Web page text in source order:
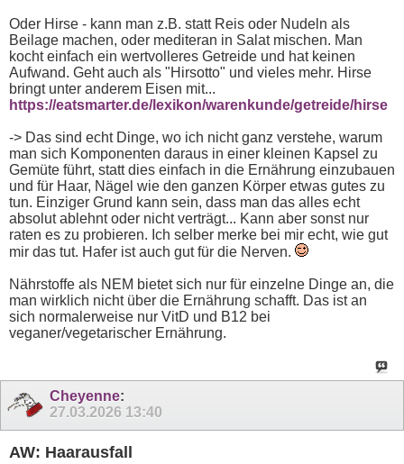
Oder Hirse - kann man z.B. statt Reis oder Nudeln als
Beilage machen, oder mediteran in Salat mischen. Man
kocht einfach ein wertvolleres Getreide und hat keinen
Aufwand. Geht auch als "Hirsotto" und vieles mehr. Hirse
bringt unter anderem Eisen mit...
https://eatsmarter.de/lexikon/warenkunde/getreide/hirse
-> Das sind echt Dinge, wo ich nicht ganz verstehe, warum
man sich Komponenten daraus in einer kleinen Kapsel zu
Gemüte führt, statt dies einfach in die Ernährung einzubauen
und für Haar, Nägel wie den ganzen Körper etwas gutes zu
tun. Einziger Grund kann sein, dass man das alles echt
absolut ablehnt oder nicht verträgt... Kann aber sonst nur
raten es zu probieren. Ich selber merke bei mir echt, wie gut
mir das tut. Hafer ist auch gut für die Nerven.
Nährstoffe als NEM bietet sich nur für einzelne Dinge an, die
man wirklich nicht über die Ernährung schafft. Das ist an
sich normalerweise nur VitD und B12 bei
veganer/vegetarischer Ernährung.
Cheyenne:
27.03.2026 13:40
AW: Haarausfall